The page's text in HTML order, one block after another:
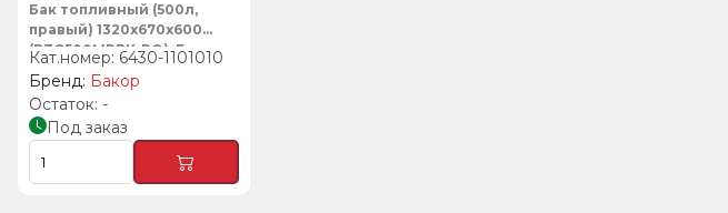
Бак топливный (500л,
правый) 1320х670х600
(BTG500MPBK-PO), Бакор
6430-1101010
Бакор
-
Под заказ